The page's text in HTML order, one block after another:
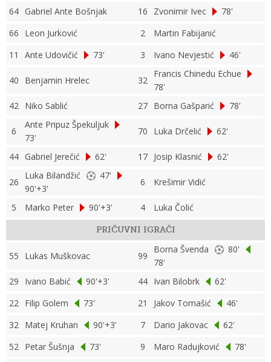
64 Gabriel Ante Bošnjak 16 Zvonimir Ivec
78'
66
Leon Jurković 2
Martin Fabijanić
11
Ante Udovičić 73' 3 Ivano Nevjestić 46'
40 Benjamin Hrelec 32
Francis Chinedu Echue
78'
42 Niko Sablić 27 Borna Gašparić 78'
6
Ante Pripuz Špekuljuk
73'
70 Luka Drčelić 62'
44 Gabriel Jerečić 62' 17 Josip Klasnić 62'
26
Luka Bilandžić
47'
90'+3'
6 Krešimir Vidić
5 Marko Peter 90'+3' 4 Luka Čolić
PRIČUVNI IGRAČI
55 Lukas Muškovac 99
Borna Švenda
80'
78'
29
Ivano Babić 90'+3' 44 Ivan Bilobrk
62'
22 Filip Golem 73' 21 Jakov Tomašić
46'
32 Matej Kruhan 90'+3' 7 Dario Jakovac
62'
52 Petar Šušnja 73' 9 Maro Radujković
78'